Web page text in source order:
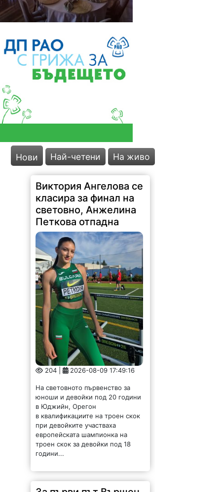
Нови Най-четени На живо
Виктория Ангелова се
класира за финал на
световно, Анжелина
Петкова отпадна
204 | 2026-08-09 17:49:16
На световното първенство за
юноши и девойки под 20 години
в Юджийн, Орегон
в квалификациите на троен скок
при девойките участваха
европейската шампионка на
троен скок за девойки под 18
години...